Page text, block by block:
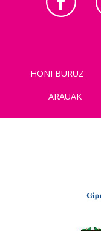
HONI BURUZ
ARAUAK